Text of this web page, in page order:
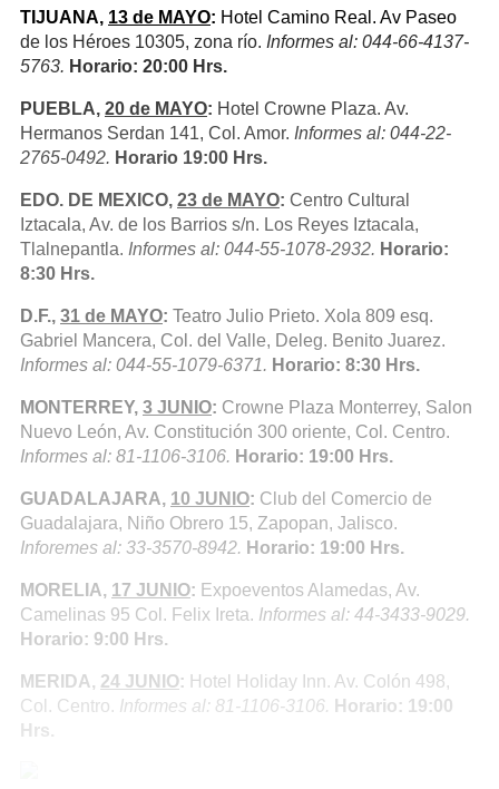
TIJUANA, 13 de MAYO: Hotel Camino Real. Av Paseo
de los Héroes 10305, zona río. Informes al: 044-66-4137-
5763. Horario: 20:00 Hrs.
PUEBLA, 20 de MAYO: Hotel Crowne Plaza. Av.
Hermanos Serdan 141, Col. Amor. Informes al: 044-22-
2765-0492. Horario 19:00 Hrs.
EDO. DE MEXICO, 23 de MAYO: Centro Cultural
Iztacala, Av. de los Barrios s/n. Los Reyes Iztacala,
Tlalnepantla. Informes al: 044-55-1078-2932. Horario:
8:30 Hrs.
D.F., 31 de MAYO: Teatro Julio Prieto. Xola 809 esq.
Gabriel Mancera, Col. del Valle, Deleg. Benito Juarez.
Informes al: 044-55-1079-6371. Horario: 8:30 Hrs.
MONTERREY, 3 JUNIO: Crowne Plaza Monterrey, Salon
Nuevo León, Av. Constitución 300 oriente, Col. Centro.
Informes al: 81-1106-3106. Horario: 19:00 Hrs.
GUADALAJARA, 10 JUNIO: Club del Comercio de
Guadalajara, Niño Obrero 15, Zapopan, Jalisco.
Inforemes al: 33-3570-8942. Horario: 19:00 Hrs.
MORELIA, 17 JUNIO: Expoeventos Alamedas, Av.
Camelinas 95 Col. Felix Ireta. Informes al: 44-3433-9029.
Horario: 9:00 Hrs.
MERIDA, 24 JUNIO: Hotel Holiday Inn. Av. Colón 498,
Col. Centro. Informes al: 81-1106-3106. Horario: 19:00
Hrs.